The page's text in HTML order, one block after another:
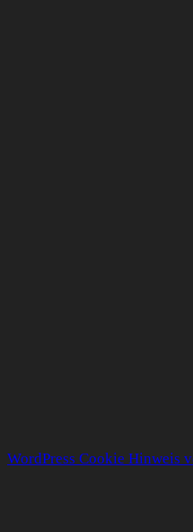
WordPress Cookie Hinweis